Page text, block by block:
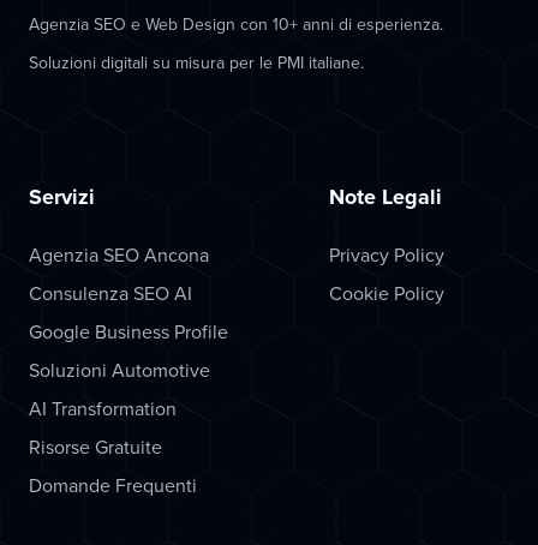
Agenzia SEO e Web Design con 10+ anni di esperienza.
Soluzioni digitali su misura per le PMI italiane.
Servizi
Agenzia SEO Ancona
Consulenza SEO AI
Google Business Profile
Soluzioni Automotive
AI Transformation
Risorse Gratuite
Domande Frequenti
Note Legali
Privacy Policy
Cookie Policy